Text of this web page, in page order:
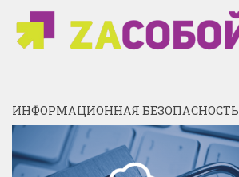
ИНФОРМАЦИОННАЯ БЕЗОПАСНОСТЬ